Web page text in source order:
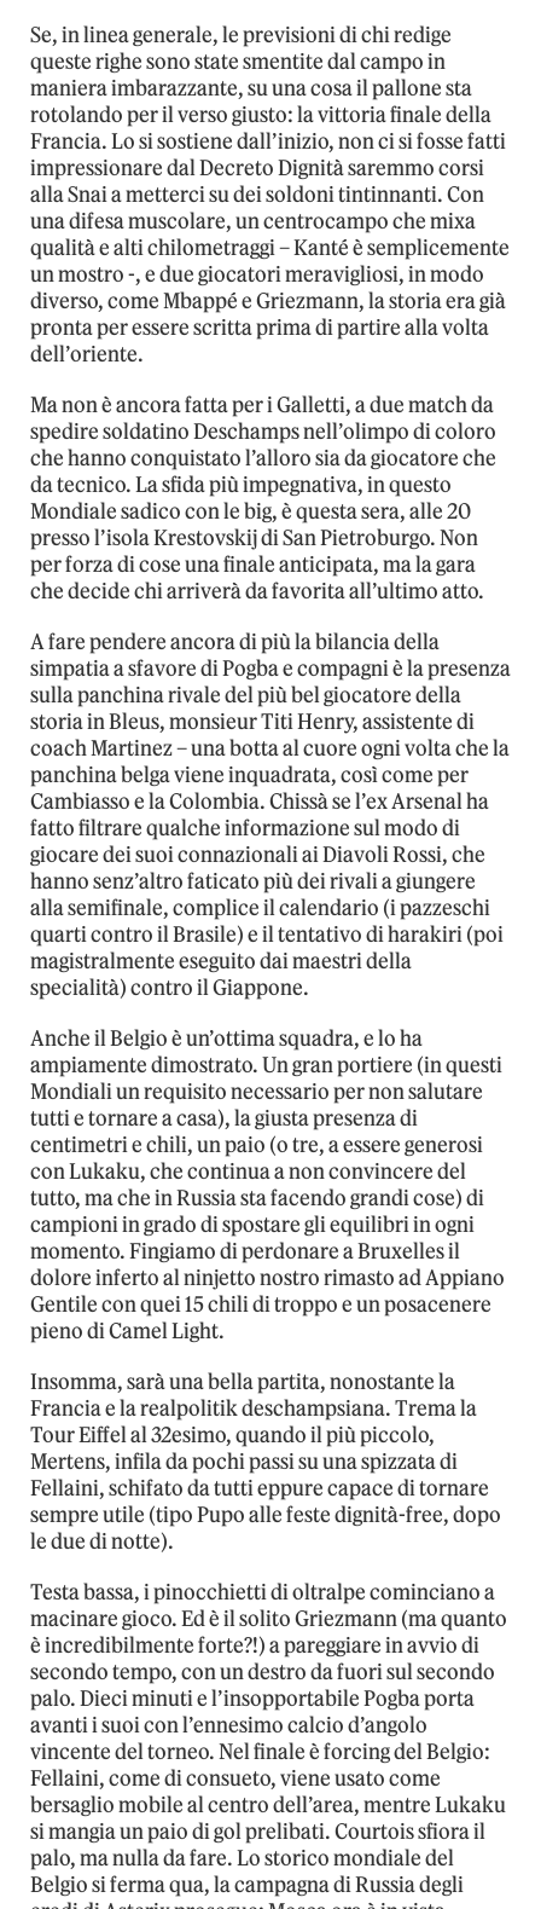
Se, in linea generale, le previsioni di chi redige
queste righe sono state smentite dal campo in
maniera imbarazzante, su una cosa il pallone sta
rotolando per il verso giusto: la vittoria finale della
Francia. Lo si sostiene dall’inizio, non ci si fosse fatti
impressionare dal Decreto Dignità saremmo corsi
alla Snai a metterci su dei soldoni tintinnanti. Con
una difesa muscolare, un centrocampo che mixa
qualità e alti chilometraggi – Kanté è semplicemente
un mostro -, e due giocatori meravigliosi, in modo
diverso, come Mbappé e Griezmann, la storia era già
pronta per essere scritta prima di partire alla volta
dell’oriente.
Ma non è ancora fatta per i Galletti, a due match da
spedire soldatino Deschamps nell’olimpo di coloro
che hanno conquistato l’alloro sia da giocatore che
da tecnico. La sfida più impegnativa, in questo
Mondiale sadico con le big, è questa sera, alle 20
presso l’isola Krestovskij di San Pietroburgo. Non
per forza di cose una finale anticipata, ma la gara
che decide chi arriverà da favorita all’ultimo atto.
A fare pendere ancora di più la bilancia della
simpatia a sfavore di Pogba e compagni è la presenza
sulla panchina rivale del più bel giocatore della
storia in Bleus, monsieur Titi Henry, assistente di
coach Martinez – una botta al cuore ogni volta che la
panchina belga viene inquadrata, così come per
Cambiasso e la Colombia. Chissà se l’ex Arsenal ha
fatto filtrare qualche informazione sul modo di
giocare dei suoi connazionali ai Diavoli Rossi, che
hanno senz’altro faticato più dei rivali a giungere
alla semifinale, complice il calendario (i pazzeschi
quarti contro il Brasile) e il tentativo di harakiri (poi
magistralmente eseguito dai maestri della
specialità) contro il Giappone.
Anche il Belgio è un’ottima squadra, e lo ha
ampiamente dimostrato. Un gran portiere (in questi
Mondiali un requisito necessario per non salutare
tutti e tornare a casa), la giusta presenza di
centimetri e chili, un paio (o tre, a essere generosi
con Lukaku, che continua a non convincere del
tutto, ma che in Russia sta facendo grandi cose) di
campioni in grado di spostare gli equilibri in ogni
momento. Fingiamo di perdonare a Bruxelles il
dolore inferto al ninjetto nostro rimasto ad Appiano
Gentile con quei 15 chili di troppo e un posacenere
pieno di Camel Light.
Insomma, sarà una bella partita, nonostante la
Francia e la realpolitik deschampsiana. Trema la
Tour Eiffel al 32esimo, quando il più piccolo,
Mertens, infila da pochi passi su una spizzata di
Fellaini, schifato da tutti eppure capace di tornare
sempre utile (tipo Pupo alle feste dignità-free, dopo
le due di notte).
Testa bassa, i pinocchietti di oltralpe cominciano a
macinare gioco. Ed è il solito Griezmann (ma quanto
è incredibilmente forte?!) a pareggiare in avvio di
secondo tempo, con un destro da fuori sul secondo
palo. Dieci minuti e l’insopportabile Pogba porta
avanti i suoi con l’ennesimo calcio d’angolo
vincente del torneo. Nel finale è forcing del Belgio:
Fellaini, come di consueto, viene usato come
bersaglio mobile al centro dell’area, mentre Lukaku
si mangia un paio di gol prelibati. Courtois sfiora il
palo, ma nulla da fare. Lo storico mondiale del
Belgio si ferma qua, la campagna di Russia degli